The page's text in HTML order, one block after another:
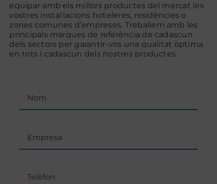
equipar amb els millors productes del mercat les
vostres instal·lacions hoteleres, residències o
zones comunes d’empreses. Treballem amb les
principals marques de referència de cadascun
dels sectors per garantir-vos una qualitat òptima
en tots i cadascun dels nostres productes.